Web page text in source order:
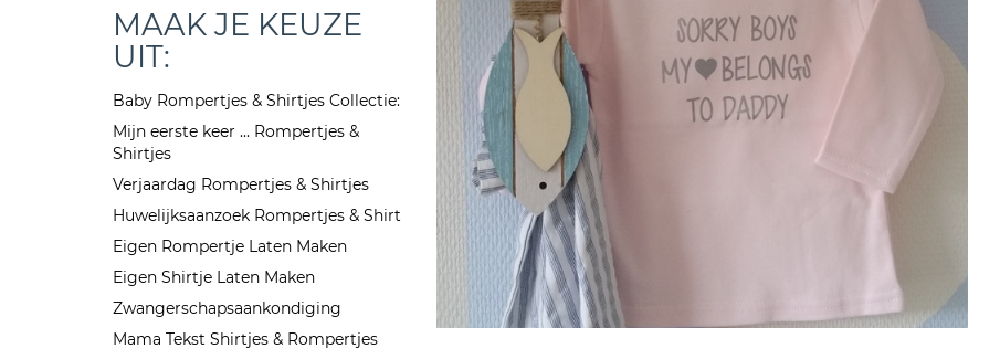
MAAK JE KEUZE
UIT:
Baby Rompertjes & Shirtjes Collectie:
Mijn eerste keer ... Rompertjes &
Shirtjes
Verjaardag Rompertjes & Shirtjes
Huwelijksaanzoek Rompertjes & Shirt
Eigen Rompertje Laten Maken
Eigen Shirtje Laten Maken
Zwangerschapsaankondiging
Mama Tekst Shirtjes & Rompertjes